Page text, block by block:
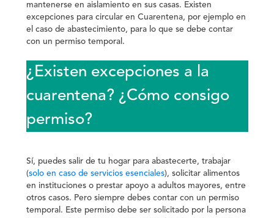
mantenerse en aislamiento en sus casas. Existen
excepciones para circular en Cuarentena, por ejemplo en
el caso de abastecimiento, para lo que se debe contar
con un permiso temporal.
¿Existen excepciones a la
cuarentena? ¿Cómo consigo
permiso?
Sí, puedes salir de tu hogar para abastecerte, trabajar
(solo en caso de servicios esenciales), solicitar alimentos
en instituciones o prestar apoyo a adultos mayores, entre
otros casos. Pero siempre debes contar con un permiso
temporal. Este permiso debe ser solicitado por la persona